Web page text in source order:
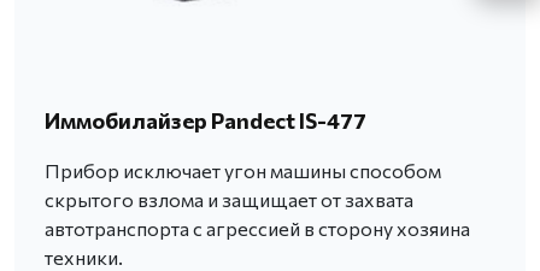
Иммобилайзер Pandect IS-477
Прибор исключает угон машины способом
скрытого взлома и защищает от захвата
автотранспорта с агрессией в сторону хозяина
техники.